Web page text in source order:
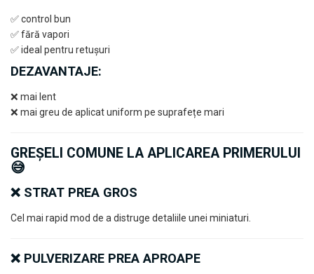
✅ control bun
✅ fără vapori
✅ ideal pentru retușuri
DEZAVANTAJE:
❌ mai lent
❌ mai greu de aplicat uniform pe suprafețe mari
GREȘELI COMUNE LA APLICAREA PRIMERULUI
😅
❌ STRAT PREA GROS
Cel mai rapid mod de a distruge detaliile unei miniaturi.
❌ PULVERIZARE PREA APROAPE